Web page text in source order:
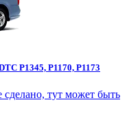
P1345, P1170, P1173
сделано, тут может быть